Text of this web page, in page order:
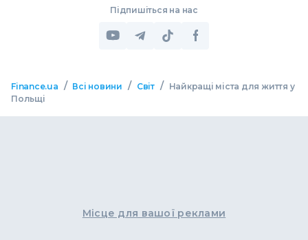
Підпишіться на нас
Finance.ua / Всі новини / Світ /
Найкращі міста для життя у
Польщі
Місце для вашої реклами